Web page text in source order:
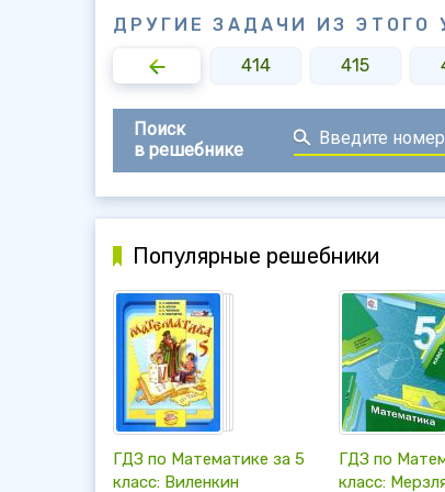
ДРУГИЕ ЗАДАЧИ ИЗ ЭТОГО
413 414 415
Поиск
в решебнике
Популярные решебники
ГДЗ по Математике за 5
класс: Виленкин
ГДЗ по
класс: